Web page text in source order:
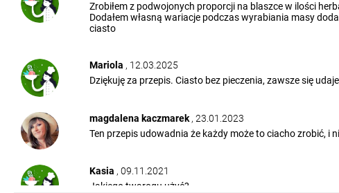
Zrobiłem z podwojonych proporcji na blaszce w ilości
Dodałem własną wariacje podczas wyrabiania masy
ciasto
Mariola , 12.03.2025
Dziękuję za przepis. Ciasto bez pieczenia, zawsze się
magdalena kaczmarek , 23.01.2023
Ten przepis udowadnia że każdy może to ciacho zrobić, i
Kasia , 09.11.2021
Jakiego twarogu użyć?